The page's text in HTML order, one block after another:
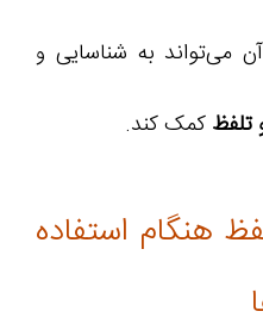
می‌تواند به شناسایی و
تلفظ کمک کند.
هنگام استفاده